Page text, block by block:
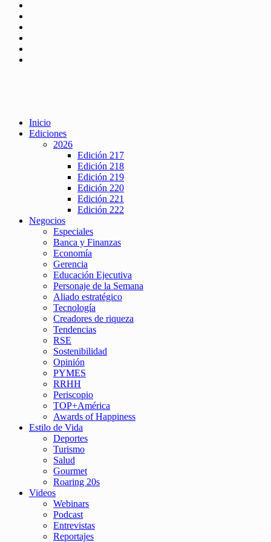
Inicio
Ediciones
2026
Edición 217
Edición 218
Edición 219
Edición 220
Edición 221
Edición 222
Negocios
Especiales
Banca y Finanzas
Economía
Gerencia
Educación Ejecutiva
Personaje de la Semana
Aliado estratégico
Tecnología
Creadores de riqueza
Tendencias
RSE
Sostenibilidad
Opinión
PYMES
RRHH
Periscopio
TOP+América
Awards of Happiness
Estilo de Vida
Deportes
Turismo
Salud
Gourmet
Roaring 20s
Videos
Webinars
Podcast
Entrevistas
Reportajes